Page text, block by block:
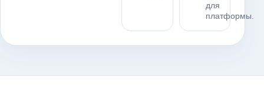
для
платформы.